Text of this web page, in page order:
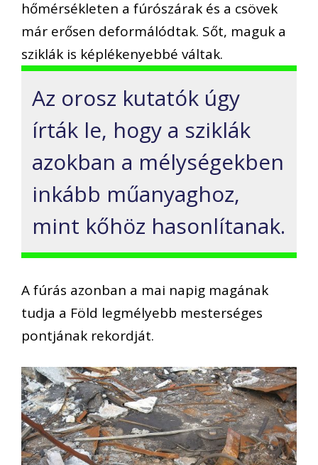
hőmérsékleten a fúrószárak és a csövek
már erősen deformálódtak. Sőt, maguk a
sziklák is képlékenyebbé váltak.
Az orosz kutatók úgy
írták le, hogy a sziklák
azokban a mélységekben
inkább műanyaghoz,
mint kőhöz hasonlítanak.
A fúrás azonban a mai napig magának
tudja a Föld legmélyebb mesterséges
pontjának rekordját.